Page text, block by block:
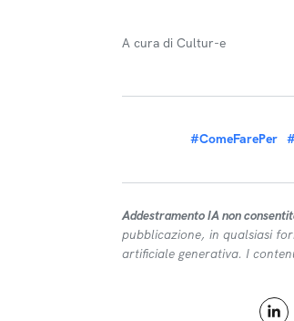
A cura di Cultur-e
#ComeFarePer
Addestramento IA non
pubblicazione, in qualsiasi
artificiale generativa. I